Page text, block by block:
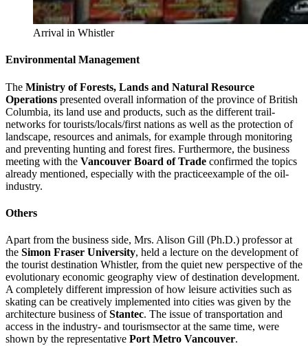
Arrival in Whistler
En­vi­ron­men­tal Ma­nage­ment
The Ministry of Forests, Lands and Natural Resource
Operations presented overall information of the province of British
Columbia, its land use and products, such as the different trail-
networks for tourists/locals/first nations as well as the protection of
landscape, resources and animals, for example through monitoring
and preventing hunting and forest fires. Furthermore, the business
meeting with the Vancouver Board of Trade confirmed the topics
already mentioned, especially with the practiceexample of the oil-
industry.
Others
Apart from the business side, Mrs. Alison Gill (Ph.D.) professor at
the Simon Fraser University, held a lecture on the development of
the tourist destination Whistler, from the quiet new perspective of the
evolutionary economic geography view of destination development.
A completely different impression of how leisure activities such as
skating can be creatively implemented into cities was given by the
architecture business ofStantec. The issue of transportation and
access in the industry- and tourismsector at the same time, were
shown by the representative Port Metro Vancouver.